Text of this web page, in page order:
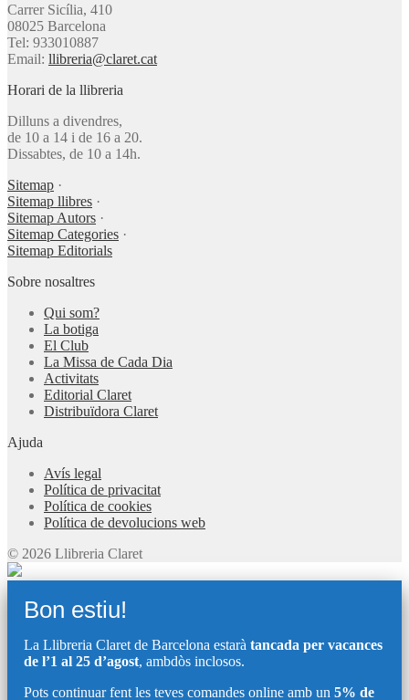
Carrer Sicília, 410
08025 Barcelona
Tel: 933010887
Email: llibreria@claret.cat
Horari de la llibreria
Dilluns a divendres,
de 10 a 14 i de 16 a 20.
Dissabtes, de 10 a 14h.
Sitemap ·
Sitemap llibres ·
Sitemap Autors ·
Sitemap Categories ·
Sitemap Editorials
Sobre nosaltres
Qui som?
La botiga
El Club
La Missa de Cada Dia
Activitats
Editorial Claret
Distribuïdora Claret
Ajuda
Avís legal
Política de privacitat
Política de cookies
Política de devolucions web
© 2026 Llibreria Claret
Bon estiu!
La Llibreria Claret de Barcelona estarà tancada per vacances
de l’1 al 25 d’agost, ambdòs inclosos.
Pots continuar fent les teves comandes online amb un 5% de